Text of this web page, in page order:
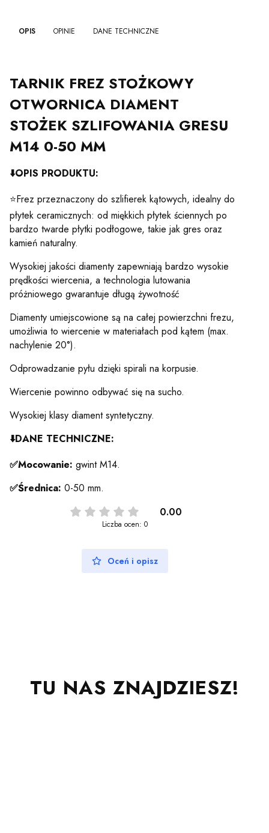
OPIS OPINIE DANE TECHNICZNE
TARNIK FREZ STOŻKOWY
OTWORNICA DIAMENT
STOŻEK SZLIFOWANIA GRESU
M14 0-50 MM
⬇️OPIS PRODUKTU:
⭐Frez przeznaczony do szlifierek kątowych, idealny do
płytek ceramicznych: od miękkich płytek ściennych po
bardzo twarde płytki podłogowe, takie jak gres oraz
kamień naturalny.
Wysokiej jakości diamenty zapewniają bardzo wysokie
prędkości wiercenia, a technologia lutowania
próżniowego gwarantuje długą żywotność
Diamenty umiejscowione są na całej powierzchni frezu,
umożliwia to wiercenie w materiałach pod kątem (max.
nachylenie 20°).
Odprowadzanie pyłu dzięki spirali na korpusie.
Wiercenie powinno odbywać się na sucho.
Wysokiej klasy diament syntetyczny.
⬇️DANE TECHNICZNE:
✅Mocowanie: gwint M14.
✅Średnica: 0-50 mm.
0.00
Liczba ocen: 0
Oceń i opisz
TU NAS ZNAJDZIESZ!